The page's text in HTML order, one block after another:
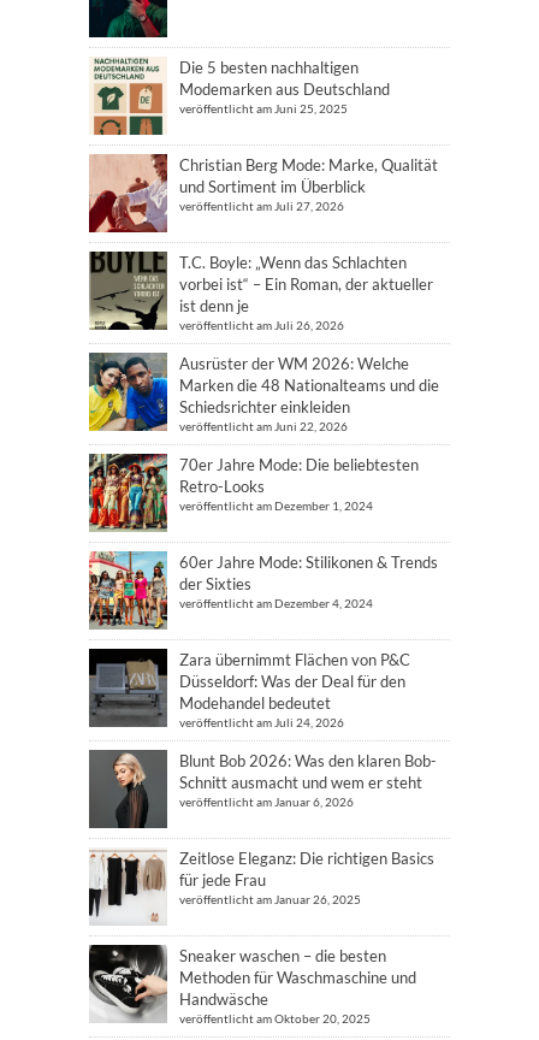
Die 5 besten nachhaltigen
Modemarken aus Deutschland
veröffentlicht am Juni 25, 2025
Christian Berg Mode: Marke, Qualität
und Sortiment im Überblick
veröffentlicht am Juli 27, 2026
T.C. Boyle: „Wenn das Schlachten
vorbei ist“ – Ein Roman, der aktueller
ist denn je
veröffentlicht am Juli 26, 2026
Ausrüster der WM 2026: Welche
Marken die 48 Nationalteams und die
Schiedsrichter einkleiden
veröffentlicht am Juni 22, 2026
70er Jahre Mode: Die beliebtesten
Retro-Looks
veröffentlicht am Dezember 1, 2024
60er Jahre Mode: Stilikonen & Trends
der Sixties
veröffentlicht am Dezember 4, 2024
Zara übernimmt Flächen von P&C
Düsseldorf: Was der Deal für den
Modehandel bedeutet
veröffentlicht am Juli 24, 2026
Blunt Bob 2026: Was den klaren Bob-
Schnitt ausmacht und wem er steht
veröffentlicht am Januar 6, 2026
Zeitlose Eleganz: Die richtigen Basics
für jede Frau
veröffentlicht am Januar 26, 2025
Sneaker waschen – die besten
Methoden für Waschmaschine und
Handwäsche
veröffentlicht am Oktober 20, 2025